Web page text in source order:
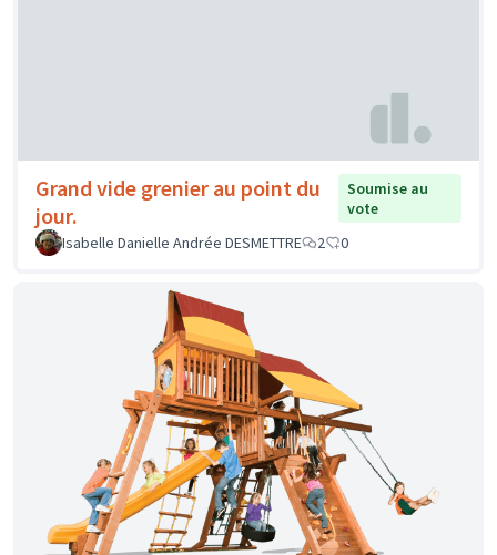
Grand vide grenier au point du
jour.
Soumise au
vote
Isabelle Danielle Andrée DESMETTRE
2 0